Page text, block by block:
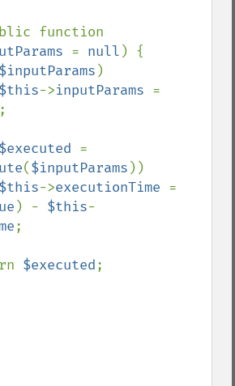
= null ) {
$inputParams )
$this->inputParams
;
$executed
($inputParams ))
$this->executionTime
) - $this-
;
$executed;